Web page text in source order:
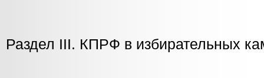
Раздел III. КПРФ в избирательных